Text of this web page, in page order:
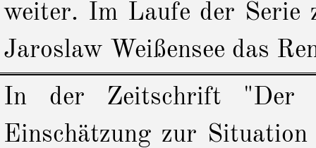
weiter. Im Laufe der Serie
Jaroslaw Weißensee das
In der Zeitschrift "Der
Einschätzung zur